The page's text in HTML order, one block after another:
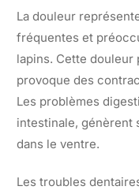
La douleur
fréquentes et
lapins. Cette
provoque des
Les problèmes
intestinale, génèrent
dans le ventre.
Les troubles